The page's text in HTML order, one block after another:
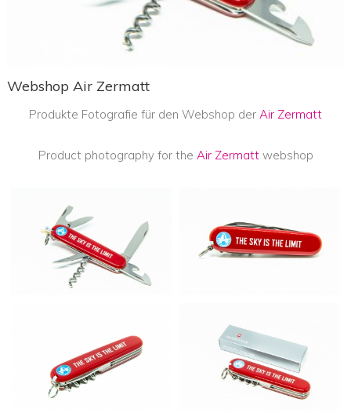
Webshop Air Zermatt
Produkte Fotografie für den Webshop der Air Zermatt
Product photography for the Air Zermattwebshop